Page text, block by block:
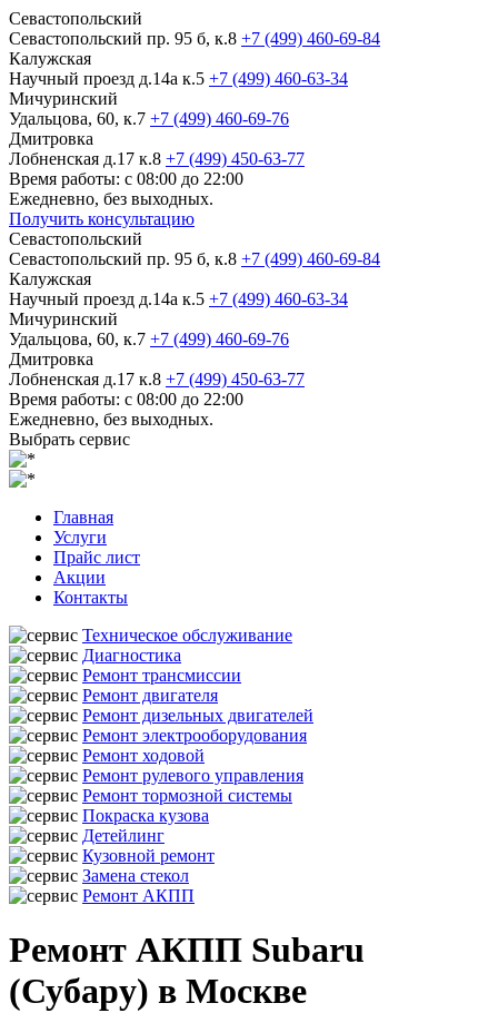
Севастопольский
Севастопольский пр. 95 б, к.8 +7 (499) 460-69-84
Калужская
Научный проезд д.14а к.5 +7 (499) 460-63-34
Мичуринский
Удальцова, 60, к.7 +7 (499) 460-69-76
Дмитровка
Лобненская д.17 к.8 +7 (499) 450-63-77
Время работы: с 08:00 до 22:00
Ежедневно, без выходных.
Получить консультацию
Севастопольский
Севастопольский пр. 95 б, к.8 +7 (499) 460-69-84
Калужская
Научный проезд д.14а к.5 +7 (499) 460-63-34
Мичуринский
Удальцова, 60, к.7 +7 (499) 460-69-76
Дмитровка
Лобненская д.17 к.8 +7 (499) 450-63-77
Время работы: с 08:00 до 22:00
Ежедневно, без выходных.
Выбрать сервис
Главная
Услуги
Прайс лист
Акции
Контакты
Техническое обслуживание
Диагностика
Ремонт трансмиссии
Ремонт двигателя
Ремонт дизельных двигателей
Ремонт электрооборудования
Ремонт ходовой
Ремонт рулевого управления
Ремонт тормозной системы
Покраска кузова
Детейлинг
Кузовной ремонт
Замена стекол
Ремонт АКПП
Ремонт АКПП Subaru
(Субару) в Москве